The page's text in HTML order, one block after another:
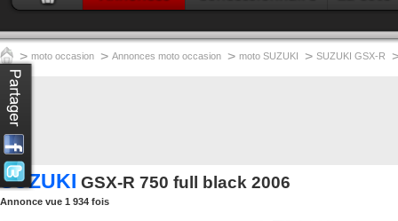
occasion
garage magasin moto
> moto occasion > Annonces moto occasion > moto SUZUKI > SUZUKI GSX-R
SUZUKI GSX-R 750 full black 2006
Annonce vue 1 934 fois